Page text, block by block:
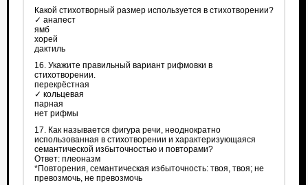
Какой стихотворный размер используется в стихотворении?
✓ анапест
ямб
хорей
дактиль
16. Укажите правильный вариант рифмовки в
стихотворении.
перекрёстная
✓ кольцевая
парная
нет рифмы
17. Как называется фигура речи, неоднократно
использованная в стихотворении и характеризующаяся
семантической избыточностью и повторами?
Ответ: плеоназм
*Повторения, семантическая избыточность: твоя, твоя; не
превозмочь, не превозмочь